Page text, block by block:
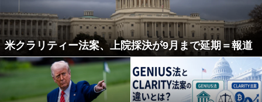
米クラリティー法案、上院採決が9月まで延期＝報道